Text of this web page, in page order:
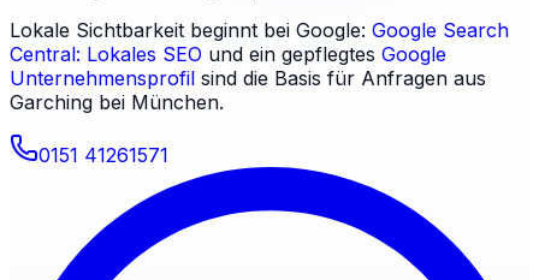
Lokale Sichtbarkeit beginnt bei Google: Google Search
Central: Lokales SEO und ein gepflegtes Google
Unternehmensprofil sind die Basis für Anfragen aus
Garching bei München.
0151 41261571